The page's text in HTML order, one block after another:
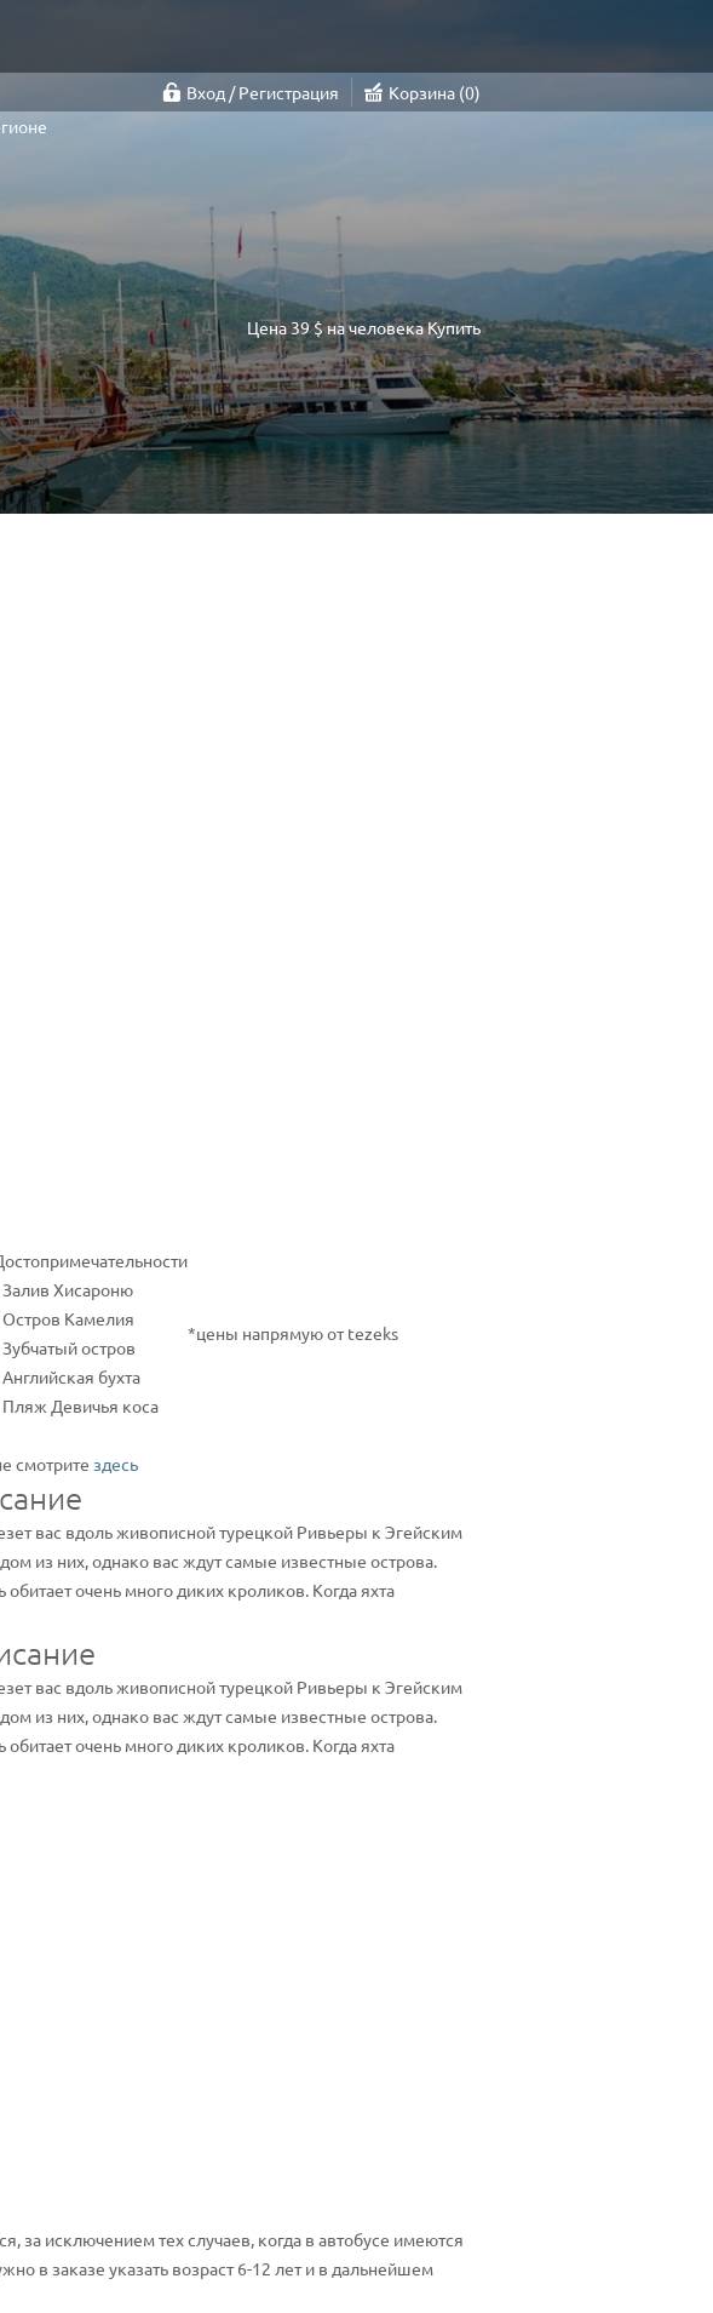
Вход / Регистрация Корзина 0
Цена39 $на человекаКупить
Залив Хисароню
Остров Камелия
Зубчатый остров
Английская бухта
Пляж Девичья коса
*цены напрямую от tezeks
смотрите здесь
вас вдоль живописной турецкой Ривьеры к Эгейским
из них, однако вас ждут самые известные острова.
очень много диких кроликов. Когда яхта
вас вдоль живописной турецкой Ривьеры к Эгейским
из них, однако вас ждут самые известные острова.
очень много диких кроликов. Когда яхта
за исключением тех случаев, когда в автобусе имеются
в заказе указать возраст 6-12 лет и в дальнейшем